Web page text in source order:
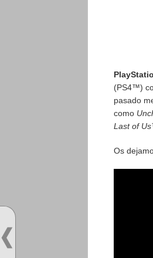
(PS4™)
pasado
como
Last of
Os